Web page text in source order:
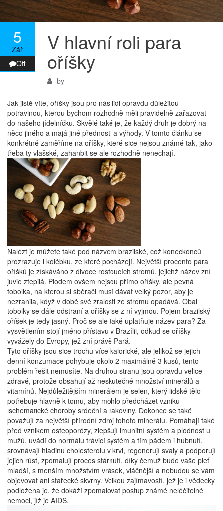
5
Zář
Off
V hlavní roli para
oříšky
by
Jak jistě víte, oříšky jsou pro nás lidi opravdu důležitou
potravinou, kterou bychom rozhodně měli pravidelně zařazovat
do našeho jídelníčku. Skvělé také je, že každý druh je dobrý na
něco jiného a majá jiné přednosti a výhody. V tomto článku se
konkrétně zaměříme na oříšky, které sice nejsou známé tak, jako
třeba ty vlašské, zahanbit se ale rozhodně nenechají.
Nalézt je můžete také pod názvem brazilské, což koneckonců
prozrazuje i kolébku, ze které pocházejí. Největší procento para
oříšků je získáváno z divoce rostoucích stromů, jejichž název zní
juvie ztepilá. Plodem ovšem nejsou přímo oříšky, ale pevná
tobolka, na kterou si sběrači musí dávat velký pozor, aby je
nezranila, když v době své zralosti ze stromu opadává. Obal
tobolky se dále odstraní a oříšky se z ní vyjmou. Pojem brazilský
oříšek je tedy jasný. Proč se ale také uplatňuje název para? Za
vysvětlením stojí jméno přístavu v Brazílii, odkud se oříšky
vyvážely do Evropy, jež zní právě Pará.
Tyto oříšky jsou sice trochu více kalorické, ale jelikož se jejich
denní konzumace pohybuje okolo 2 maximálně 3 kusů, tento
problém řešit nemusíte. Na druhou stranu jsou opravdu velice
zdravé, protože obsahují až neskutečné množství minerálů a
vitamínů. Nejdůležitějším minerálem je selen, který lidské tělo
potřebuje hlavně k tomu, aby mohlo předcházet vzniku
ischematické choroby srdeční a rakoviny. Dokonce se také
považují za největší přírodní zdroj tohoto minerálu. Pomáhají také
před vznikem osteoporózy, zlepšují imunitní systém a plodnost u
mužů, uvádí do normálu trávicí systém a tím pádem i hubnutí,
srovnávají hladinu cholesterolu v krvi, regenerují svaly a podporují
jejich růst, zpomalují proces stárnutí, díky čemuž bude vaše pleť
mladší, s menším množstvím vrásek, vláčnější a nebudou se vám
objevovat ani stařecké skvrny. Velkou zajímavostí, jež je i vědecky
podložena je, že dokáží zpomalovat postup známé neléčitelné
nemoci, jíž je AIDS.